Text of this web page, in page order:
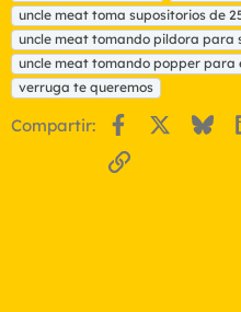
uncle meat toma supositorios de
uncle meat tomando pildora para
uncle meat tomando popper para
verruga te queremos
Compartir: Facebook
Enlace